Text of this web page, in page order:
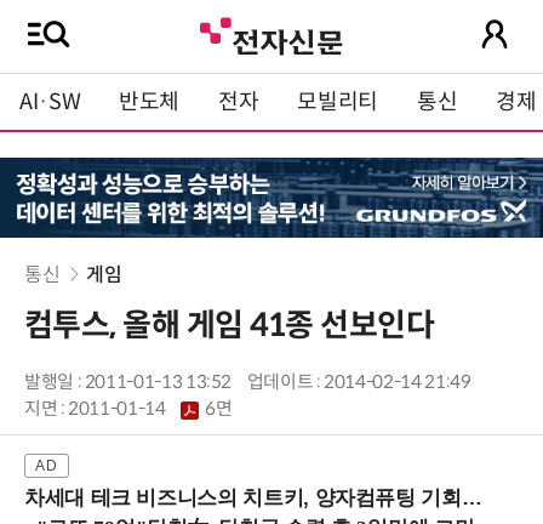
AI·SW 반도체 전자 모빌리티 통신 경제
통신 게임
컴투스, 올해 게임 41종 선보인다
발행일 : 2011-01-13 13:52
업데이트 : 2014-02-14 21:49
지면 :2011-01-14 6면
차세대 테크 비즈니스의 치트키, 양자컴퓨팅 기회를 선점하라! (8/28 강남역)